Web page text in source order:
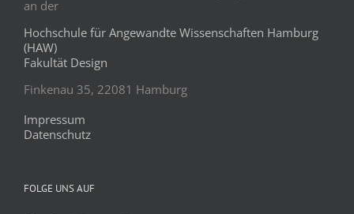
an der
Hochschule für Angewandte Wissenschaften Hamburg
(HAW)
Fakultät Design
Finkenau 35, 22081 Hamburg
Impressum
Datenschutz
FOLGE UNS AUF